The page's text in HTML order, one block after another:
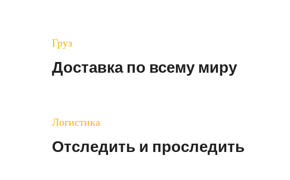
Груз
Доставка по всему миру
Логистика
Отследить и проследить